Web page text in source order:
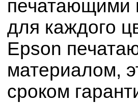
печатающими
для каждого
Epson
материалом,
сроком